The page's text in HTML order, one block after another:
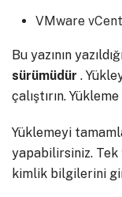
VMware
Bu yazının
sürümüdür .
çalıştırın.
Yüklemeyi
yapabilirsiniz. Tek
kimlik bilgilerini